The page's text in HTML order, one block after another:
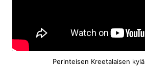
Perinteisen Kreetalaisen